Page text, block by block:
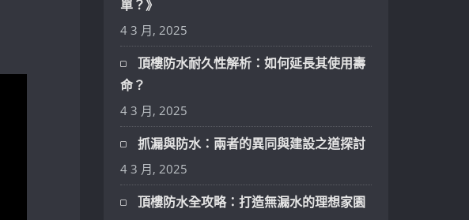
單？》
4 3 月, 2025
頂樓防水耐久性解析：如何延長其使用壽
命？
4 3 月, 2025
抓漏與防水：兩者的異同與建設之道探討
4 3 月, 2025
頂樓防水全攻略：打造無漏水的理想家園